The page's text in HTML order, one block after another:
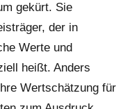
gekürt. Sie
der in
Werte und
heißt. Anders
Wertschätzung für